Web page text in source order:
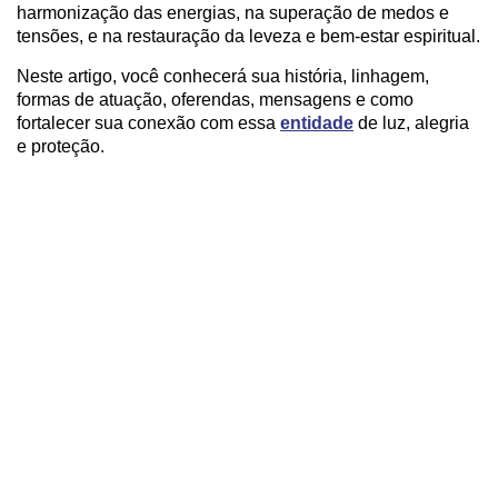
harmonização das energias, na superação de medos e
tensões, e na restauração da leveza e bem-estar espiritual.
Neste artigo, você conhecerá sua história, linhagem,
formas de atuação, oferendas, mensagens e como
fortalecer sua conexão com essa entidade de luz, alegria
e proteção.